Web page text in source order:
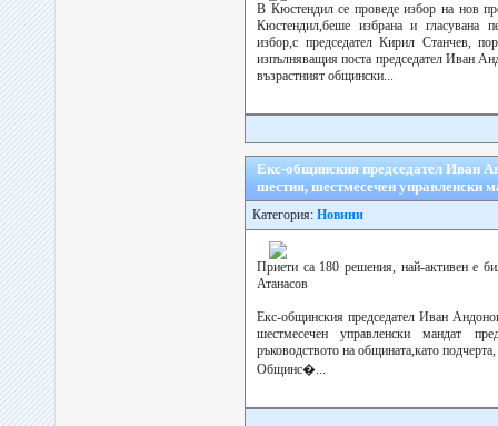
В Кюстендил се проведе избор на нов
Кюстендил,беше избрана и гласувана
избор,с председател Кирил Станчев,
изпълняващия поста председател Иван
възрастният общински...
Екс-общинския председател Иван
шестия, шестмесечен управленски
Категория: Новини
Приети са 180 решения, най-активен е
Атанасов
Екс-общинския председател Иван
шестмесечен управленски мандат
ръководството на общината,като
Общинс�...